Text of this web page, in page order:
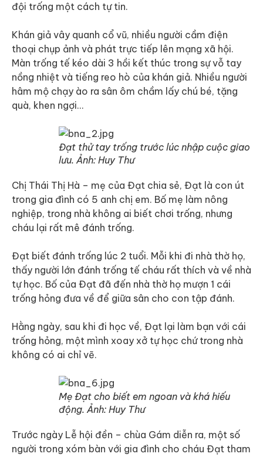
đội trống một cách tự tin.
Khán giả vây quanh cổ vũ, nhiều người cầm điện
thoại chụp ảnh và phát trực tiếp lên mạng xã hội.
Màn trống tế kéo dài 3 hồi kết thúc trong sự vỗ tay
nồng nhiệt và tiếng reo hò của khán giả. Nhiều người
hâm mộ chạy ào ra sân ôm chầm lấy chú bé, tặng
quà, khen ngợi…
Đạt thử tay trống trước lúc nhập cuộc giao
lưu. Ảnh: Huy Thư
Chị Thái Thị Hà – mẹ của Đạt chia sẻ, Đạt là con út
trong gia đình có 5 anh chị em. Bố mẹ làm nông
nghiệp, trong nhà không ai biết chơi trống, nhưng
cháu lại rất mê đánh trống.
Đạt biết đánh trống lúc 2 tuổi. Mỗi khi đi nhà thờ họ,
thấy người lớn đánh trống tế cháu rất thích và về nhà
tự học. Bố của Đạt đã đến nhà thờ họ mượn 1 cái
trống hỏng đưa về để giữa sân cho con tập đánh.
Hằng ngày, sau khi đi học về, Đạt lại làm bạn với cái
trống hỏng, một mình xoay xở tự học chứ trong nhà
không có ai chỉ vẽ.
Mẹ Đạt cho biết em ngoan và khá hiếu
động. Ảnh: Huy Thư
Trước ngày Lễ hội đền – chùa Gám diễn ra, một số
người trong xóm bàn với gia đình cho cháu Đạt tham